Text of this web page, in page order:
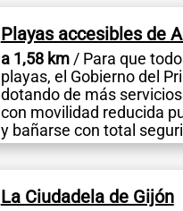
Playas accesibles de
a 1,58 km/ Para que
playas, el Gobierno del
dotando de más
con movilidad reducida
y bañarse con total
La Ciudadela de Gijón